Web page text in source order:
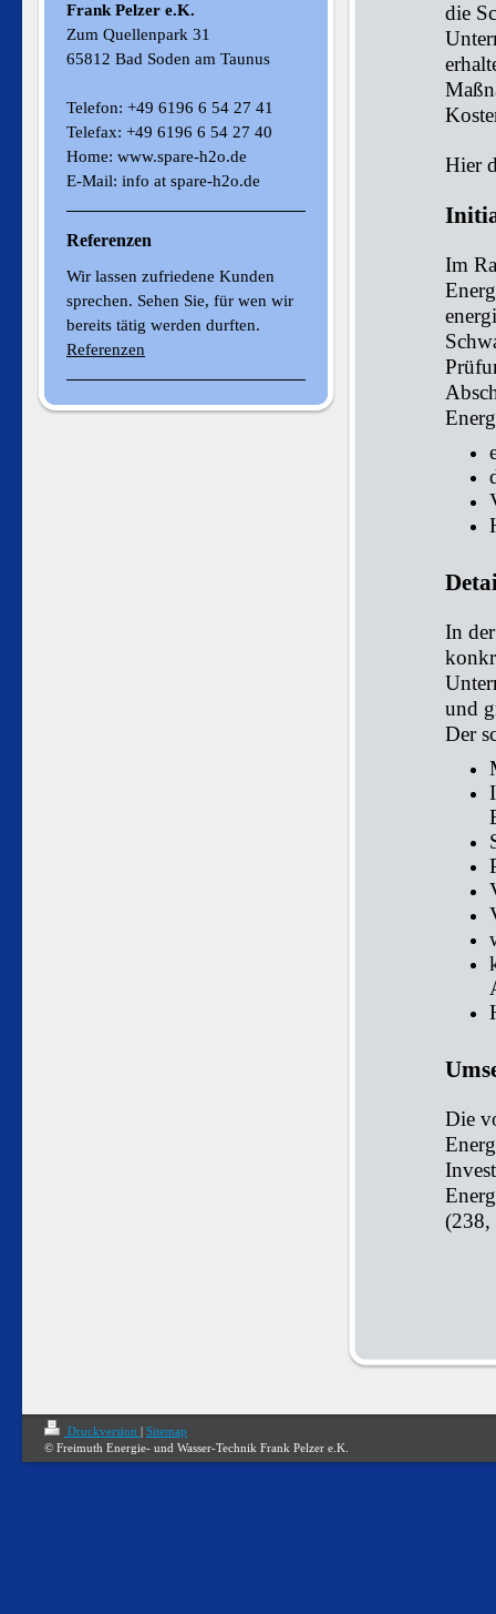
die
Hier
Im
In
und
Der
Die
(238,
Frank Pelzer e.K.
Zum Quellenpark 31
65812 Bad Soden am Taunus
Telefon: +49 6196 6 54 27 41
Telefax: +49 6196 6 54 27 40
Home: www.spare-h2o.de
E-Mail: info at spare-h2o.de
Referenzen
Wir lassen zufriedene Kunden
sprechen. Sehen Sie, für wen wir
bereits tätig werden durften.
Referenzen
Druckversion | Sitemap
© Freimuth Energie- und Wasser-Technik Frank Pelzer e.K.